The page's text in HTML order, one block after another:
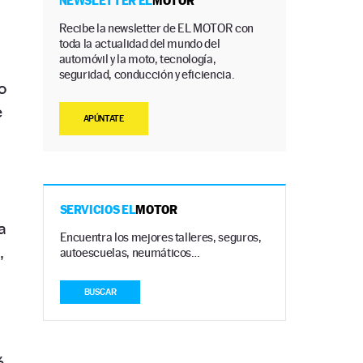
Recibe la newsletter de EL MOTOR con
toda la actualidad del mundo del
automóvil y la moto, tecnología,
seguridad, conducción y eficiencia.
APÚNTATE
SERVICIOS ELMOTOR
Encuentra los mejores talleres, seguros,
autoescuelas, neumáticos…
BUSCAR